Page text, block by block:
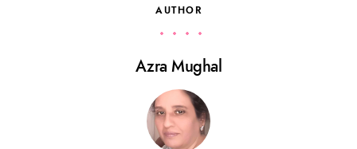
AUTHOR
Azra Mughal